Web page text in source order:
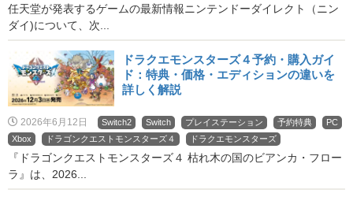
任天堂が発表するゲームの最新情報ニンテンドーダイレクト（ニン
ダイ)について、次...
ドラクエモンスターズ４予約・購入ガイ
ド：特典・価格・エディションの違いを
詳しく解説
2026年6月12日 Switch2 Switch プレイステーション 予約特典
PC
Xbox
ドラゴンクエストモンスターズ４ ドラクエモンスターズ
『ドラゴンクエストモンスターズ４ 枯れ木の国のビアンカ・フロー
ラ』は、2026...